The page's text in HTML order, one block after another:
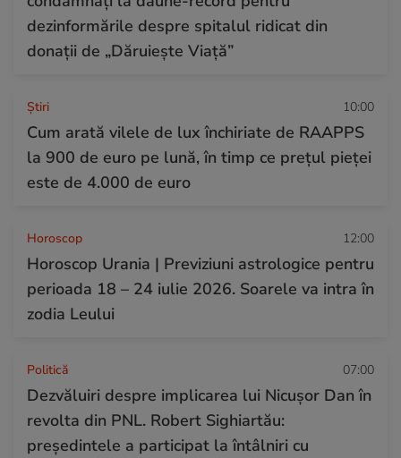
dezinformările despre spitalul ridicat din
donații de „Dăruiește Viață”
Ştiri 10:00
Cum arată vilele de lux închiriate de RAAPPS
la 900 de euro pe lună, în timp ce prețul pieței
este de 4.000 de euro
Horoscop 12:00
Horoscop Urania | Previziuni astrologice pentru
perioada 18 – 24 iulie 2026. Soarele va intra în
zodia Leului
Politică 07:00
Dezvăluiri despre implicarea lui Nicușor Dan în
revolta din PNL. Robert Sighiartău:
președintele a participat la întâlniri cu